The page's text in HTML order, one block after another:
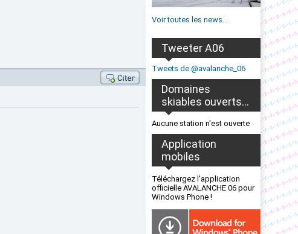
Voir toutes les news...
Tweeter A06
Tweets de @avalanche_06
Domaines
skiables ouverts...
Aucune station n'est ouverte
Application
mobiles
Téléchargez l'application
officielle AVALANCHE 06 pour
Windows Phone !